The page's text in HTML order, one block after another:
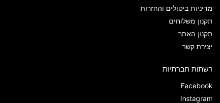
מדיניות ביטולים והחזרות
תקנון משלוחים
תקנון האתר
יצירת קשר
רשתות חברתיות
Facebook
Instagram